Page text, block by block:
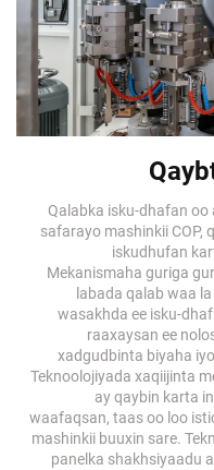
Qalabka isku-dhafan oo
safarayo mashinkii COP,
iskudhufan
Mekanismaha guriga
labada qalab waa
wasakhda ee isku-
raaxaysan ee
xadgudbinta biyaha
Teknoolojiyada xaqiijinta
ay qaybin karta
waafaqsan, taas oo loo
mashinkii buuxin sare.
panelka shakhsiyaadu